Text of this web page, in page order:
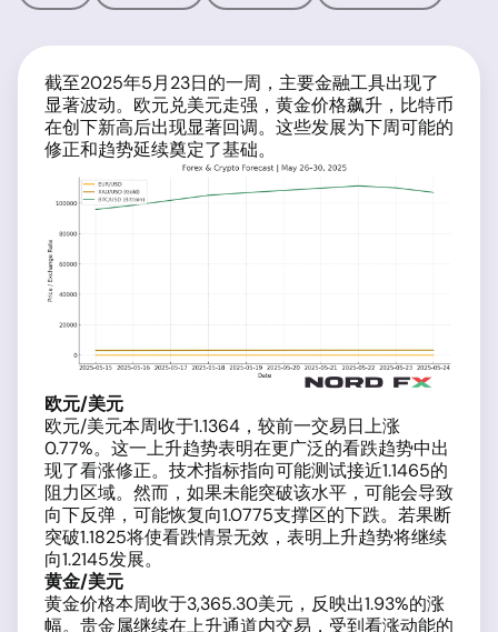
截至2025年5月23日的一周，主要金融工具出现了
显著波动。欧元兑美元走强，黄金价格飙升，比特币
在创下新高后出现显著回调。这些发展为下周可能的
修正和趋势延续奠定了基础。
欧元/美元
欧元/美元本周收于1.1364，较前一交易日上涨
0.77%。这一上升趋势表明在更广泛的看跌趋势中出
现了看涨修正。技术指标指向可能测试接近1.1465的
阻力区域。然而，如果未能突破该水平，可能会导致
向下反弹，可能恢复向1.0775支撑区的下跌。若果断
突破1.1825将使看跌情景无效，表明上升趋势将继续
向1.2145发展。
黄金/美元
黄金价格本周收于3,365.30美元，反映出1.93%的涨
幅。贵金属继续在上升通道内交易，受到看涨动能的